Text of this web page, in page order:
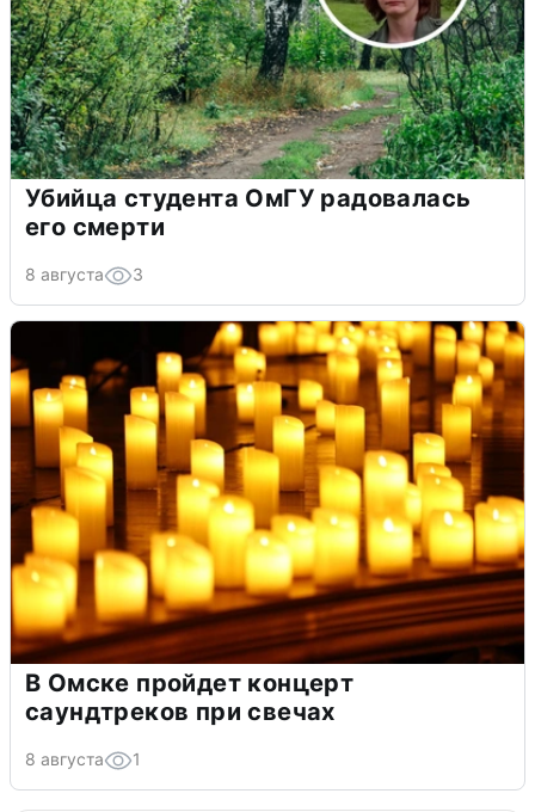
Убийца студента ОмГУ радовалась
его смерти
8 августа 3
В Омске пройдет концерт
саундтреков при свечах
8 августа 1